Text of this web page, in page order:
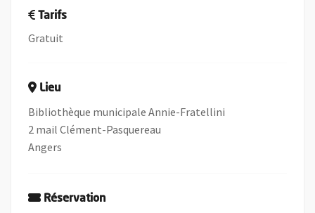
Tarifs
Gratuit
Lieu
Bibliothèque municipale Annie-Fratellini
2 mail Clément-Pasquereau
Angers
Réservation